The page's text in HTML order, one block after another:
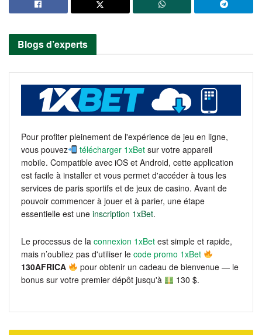
Blogs d’experts
Pour profiter pleinement de l'expérience de jeu en ligne,
vous pouvez
télécharger 1xBet sur votre appareil
mobile. Compatible avec iOS et Android, cette application
est facile à installer et vous permet d'accéder à tous les
services de paris sportifs et de jeux de casino. Avant de
pouvoir commencer à jouer et à parier, une étape
essentielle est une inscription 1xBet.
Le processus de la connexion 1xBet est simple et rapide,
mais n’oubliez pas d'utiliser le code promo 1xBet
130AFRICA
pour obtenir un cadeau de bienvenue — le
bonus sur votre premier dépôt jusqu'à
130 $.